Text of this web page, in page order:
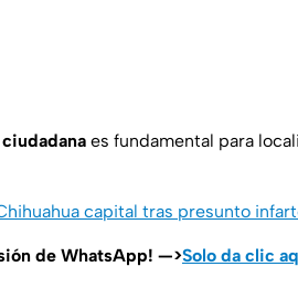
es fundamental para
capital tras presunto
de WhatsApp! —>Solo da clic